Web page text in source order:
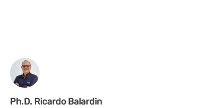
Ph.D. Ricardo Balardin